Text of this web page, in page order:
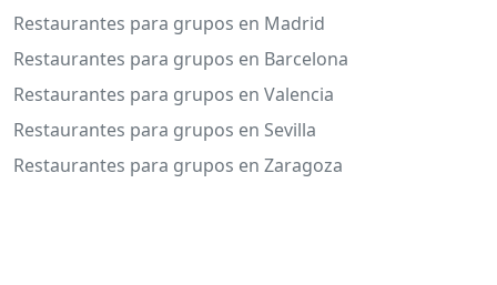
Restaurantes para grupos en Madrid
Restaurantes para grupos en Barcelona
Restaurantes para grupos en Valencia
Restaurantes para grupos en Sevilla
Restaurantes para grupos en Zaragoza